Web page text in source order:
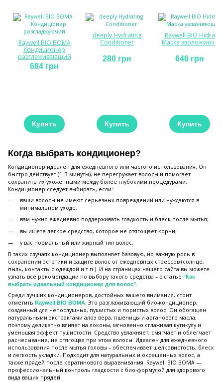
Raywell BIO BOMA
Кондиционер
разглаживающий
684 грн
Купить
deeply Hydrating
Conditioner
280 грн
Купить
Raywell BIO Hidra
Маска зволожуюча
646 грн
Купить
Когда выбрать кондиционер?
Кондиционер идеален для ежедневного или частого использования. Он
быстро действует (1–3 минуты), не перегружает волосы и помогает
сохранить их ухоженными между более глубокими процедурами.
Кондиционер следует выбирать, если:
ваши волосы не имеют серьезных повреждений или нуждаются в
минимальном уходе;
вам нужно ежедневно поддерживать гладкость и блеск после мытья;
вы ищете легкое средство, которое не отягощает корни;
у вас нормальный или жирный тип волос.
В таких случаях кондиционер выполняет базовую, но важную роль в
сохранении эстетики и защите волос от ежедневных стрессов (солнце,
пыль, контакты с одеждой и т.п.). И на страницах нашего сайта вы можете
узнать все рекомендации по выбору такого средства – в статье "Как
выбрать идеальный кондиционер для волос".
Среди лучших кондиционеров, достойных вашего внимания, стоит
отметить Raywell BIO BOMA. Это разглаживающий био-кондиционер,
созданный для непослушных, пушистых и пористых волос. Он обогащен
натуральными экстрактами алоэ вера, пшеницы и арганового масла,
поэтому деликатно влияет на локоны, мгновенно сглаживая кутикулу и
уменьшая эффект пушистости. Средство увлажняет, смягчает и облегчает
расчесывание, не отягощая при этом волосы. Идеален для ежедневного
использования после мытья головы – обеспечивает шелковистость, блеск
и легкость укладки. Подходит для натуральных и окрашенных волос, а
также прядей после кератинового выравнивания. Raywell BIO BOMA —
профессиональный контроль гладкости с био-формулой для здорового
вида ваших прядей.